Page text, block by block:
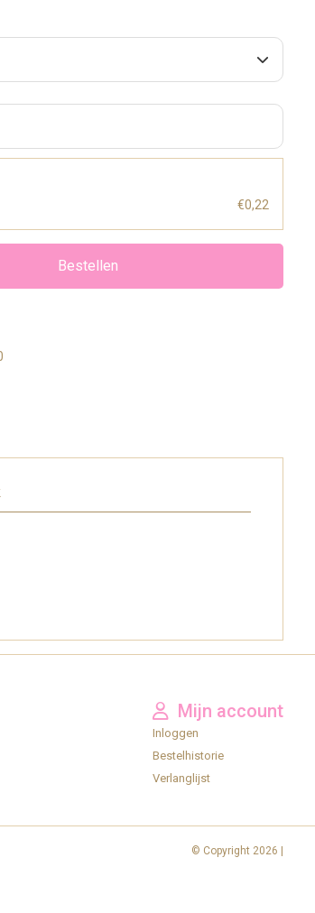
€0,22
Bestellen
Mijn account
Inloggen
Bestelhistorie
Verlanglijst
© Copyright 2026 |